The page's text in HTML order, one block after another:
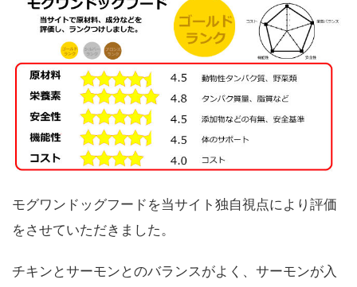
モグワンドッグフードを当サイト独自視点により評価
をさせていただきました。
チキンとサーモンとのバランスがよく、サーモンが入